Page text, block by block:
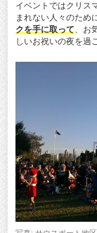
イベントではクリス
まれない人々のため
クを手に取って、お
しいお祝いの夜を過